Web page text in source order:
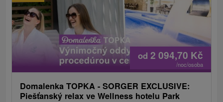
od 2 094,70 Kč
/noc/osoba
Domalenka TOPKA - SORGER EXCLUSIVE:
Piešťanský relax ve Wellness hotelu Park